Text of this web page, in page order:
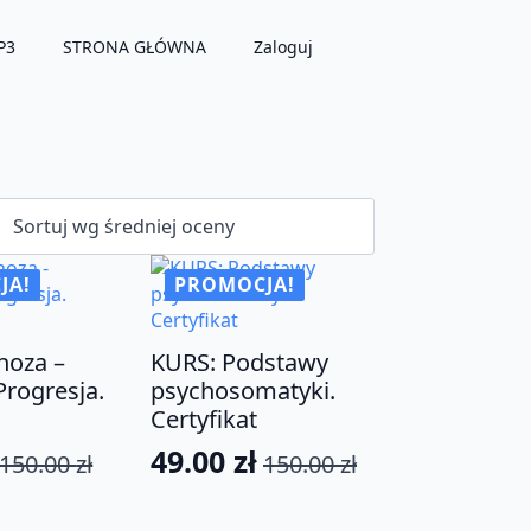
STRONA GŁÓWNA Zaloguj
–
150.00zł
PROMOCJA!
KURS: Podstawy
psychosomatyki.
Certyfikat
150.00zł
Pierwotna
49.00zł
Aktualna